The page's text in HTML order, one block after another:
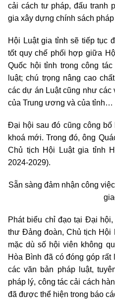
cải cách tư pháp, đấu tranh
gia xây dựng chính sách
Hội Luật gia tỉnh sẽ tiếp tục
tốt quy chế phối hợp giữa
Quốc hội tỉnh trong công
luật; chú trọng nâng cao
các dự án Luật cũng như các
của Trung ương và của tỉnh…
Đại hội sau đó cũng công bố
khoá mới. Trong đó, ông
Chủ tịch Hội Luật gia tỉnh
2024-2029).
Sẵn sàng đảm nhận công
Phát biểu chỉ đạo tại Đại
thư Đảng đoàn, Chủ tịch Hội
mặc dù số hội viên không
Hòa Bình đã có đóng góp
các văn bản pháp luật,
pháp lý, công tác cải cách
đã được thể hiện trong báo